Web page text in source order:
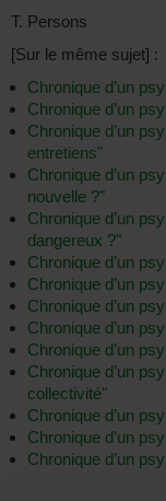
T. Persons
[Sur le même sujet] :
Chronique d’un
Chronique d’un
Chronique d’un
entretiens"
Chronique d’un
nouvelle ?"
Chronique d’un
dangereux ?"
Chronique d’un
Chronique d’un
Chronique d’un
Chronique d’un
Chronique d’un
Chronique d’un
collectivité"
Chronique d’un
Chronique d’un
Chronique d’un